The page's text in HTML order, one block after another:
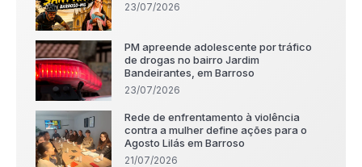
23/07/2026
PM apreende adolescente por tráfico
de drogas no bairro Jardim
Bandeirantes, em Barroso
23/07/2026
Rede de enfrentamento à violência
contra a mulher define ações para o
Agosto Lilás em Barroso
21/07/2026